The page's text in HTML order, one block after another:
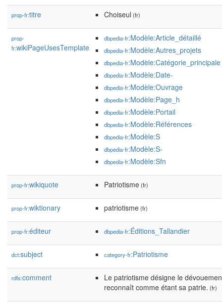
prop-fr:titre Choiseul (fr)
prop-
fr:wikiPageUsesTemplate
dbpedia-fr:Modèle:Article_détaillé
dbpedia-fr:Modèle:Autres_projets
dbpedia-fr:Modèle:Catégorie_principale
dbpedia-fr:Modèle:Date-
dbpedia-fr:Modèle:Ouvrage
dbpedia-fr:Modèle:Page_h
dbpedia-fr:Modèle:Portail
dbpedia-fr:Modèle:Références
dbpedia-fr:Modèle:S
dbpedia-fr:Modèle:S-
dbpedia-fr:Modèle:Sfn
prop-fr:wikiquote Patriotisme(fr)
prop-fr:wiktionary patriotisme(fr)
prop-fr:éditeur dbpedia-fr:Éditions_Tallandier
dct:subject category-fr:Patriotisme
rdfs:comment
Le patriotisme désigne le
reconnaît comme étant sa patrie. (fr)